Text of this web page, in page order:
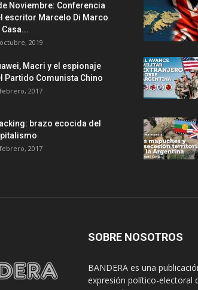
Noviembre: Conferencia
escritor Marcelo Di Marco
Casa...
2019
Macri y el espionaje
Partido Comunista Chino
2017
brazo ecocida del
2017
SOBRE NOSOTROS
BANDERA es una
expresión político-electoral